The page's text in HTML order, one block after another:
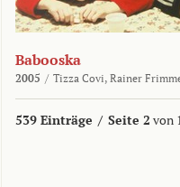
Babooska
2005 / Tizza Covi, Rainer
539 Einträge / Seite 2 von